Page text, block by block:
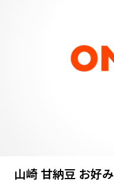
山崎 甘納豆 お好み